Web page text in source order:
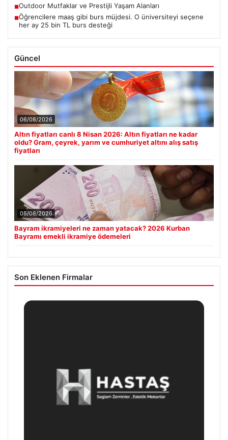
■Outdoor Mutfaklar ve Prestijli Yaşam Alanları
■Öğrencilere maaş gibi burs müjdesi. O üniversiteyi seçene
her ay 25 bin TL burs desteği
Güncel
06/08/2026
Altın fiyatları canlı 8 Nisan 2026: Altın fiyatları ne kadar
oldu? Gram, çeyrek, yarım ve cumhuriyet altını alış satış
fiyatları
05/08/2026
Bayram ikramiyeleri ne zaman yatacak? 2026 Kurban
Bayramı emekli ikramiye ödemeleri
Son Eklenen Firmalar